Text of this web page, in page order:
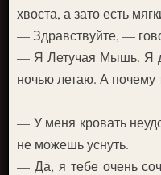
хвоста, а зато есть
— Здравствуйте, —
— Я Летучая Мышь. Я
ночью летаю. А почему
— У меня кровать
не можешь уснуть.
— Да, я тебе очень